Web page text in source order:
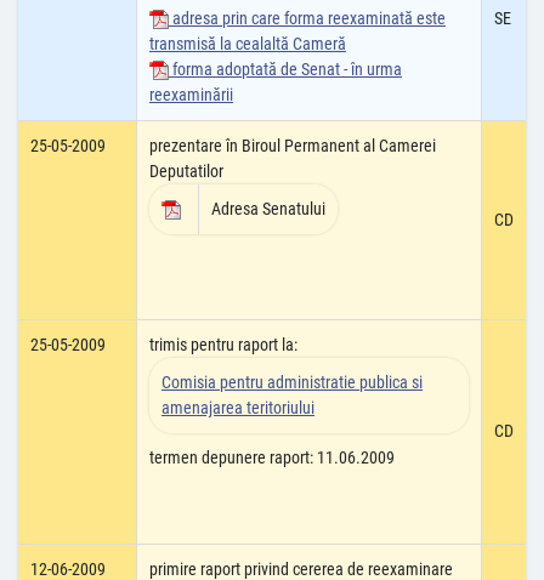
adresa prin care forma reexaminată este
transmisă la cealaltă Cameră
forma adoptată de Senat - în urma
reexaminării
SE
25-05-2009
prezentare în Biroul Permanent al Camerei
Deputatilor
Adresa Senatului
CD
25-05-2009
trimis pentru raport la:
Comisia pentru administratie publica si
amenajarea teritoriului
termen depunere raport: 11.06.2009
CD
12-06-2009
primire raport privind cererea de reexaminare